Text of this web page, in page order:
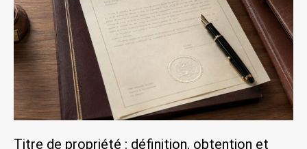
Titre de propriété : définition, obtention et